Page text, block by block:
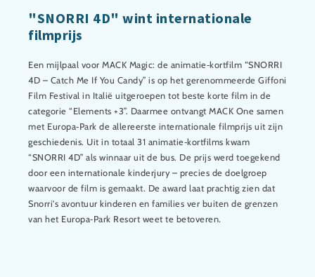
"SNORRI 4D" wint internationale
filmprijs
Een mijlpaal voor MACK Magic: de animatie‑kortfilm “SNORRI
4D – Catch Me If You Candy” is op het gerenommeerde Giffoni
Film Festival in Italië uitgeroepen tot beste korte film in de
categorie “Elements +3”. Daarmee ontvangt MACK One samen
met Europa‑Park de allereerste internationale filmprijs uit zijn
geschiedenis. Uit in totaal 31 animatie‑kortfilms kwam
“SNORRI 4D” als winnaar uit de bus. De prijs werd toegekend
door een internationale kinderjury – precies de doelgroep
waarvoor de film is gemaakt. De award laat prachtig zien dat
Snorri's avontuur kinderen en families ver buiten de grenzen
van het Europa‑Park Resort weet te betoveren.